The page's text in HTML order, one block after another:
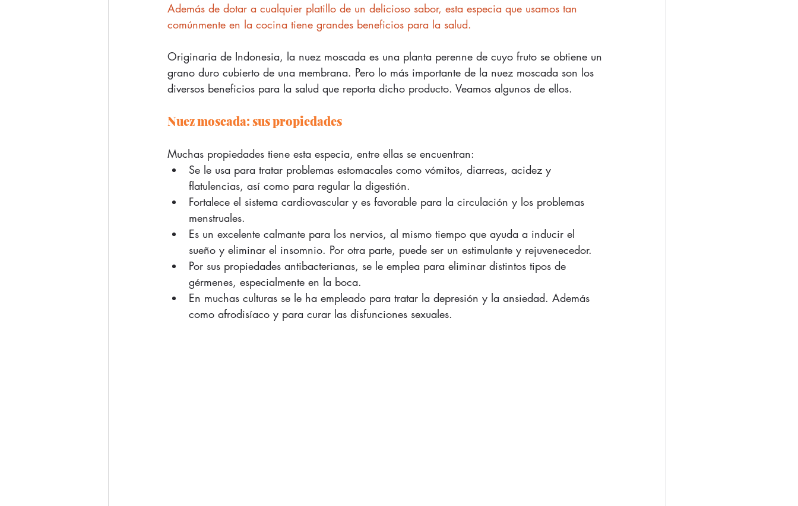
Además de dotar a cualquier platillo de un delicioso sabor, esta especia que usamos tan
comúnmente en la cocina tiene grandes beneficios para la salud.
Originaria de Indonesia, la nuez moscada es una planta perenne de cuyo fruto se obtiene un
grano duro cubierto de una membrana. Pero lo más importante de la nuez moscada son los
diversos beneficios para la salud que reporta dicho producto. Veamos algunos de ellos.
Nuez moscada: sus propiedades
Muchas propiedades tiene esta especia, entre ellas se encuentran:
Se le usa para tratar problemas estomacales como vómitos, diarreas, acidez y
flatulencias, así como para regular la digestión.
Fortalece el sistema cardiovascular y es favorable para la circulación y los problemas
menstruales.
Es un excelente calmante para los nervios, al mismo tiempo que ayuda a inducir el
sueño y eliminar el insomnio. Por otra parte, puede ser un estimulante y rejuvenecedor.
Por sus propiedades antibacterianas, se le emplea para eliminar distintos tipos de
gérmenes, especialmente en la boca.
En muchas culturas se le ha empleado para tratar la depresión y la ansiedad. Además
como afrodisíaco y para curar las disfunciones sexuales.